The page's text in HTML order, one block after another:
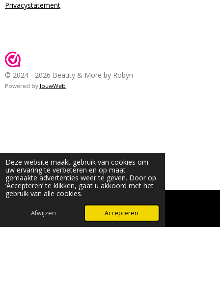
Deze website maakt gebruik van cookies om
uw ervaring te verbeteren en op maat
gemaakte advertenties weer te geven. Door op
‘Accepteren’ te klikken, gaat u akkoord met het
gebruik van alle cookies.
Afwijzen Accepteren
Privacystatement
© 2024 - 2026 Beauty & More by Robyn
Powered by JouwWeb
WhatsApp